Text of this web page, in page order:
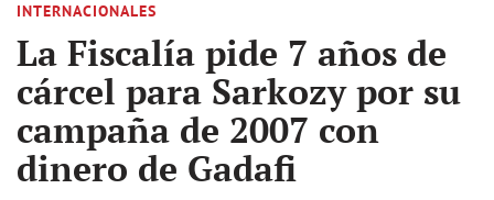
INTERNACIONALES
La Fiscalía pide 7 años de
cárcel para Sarkozy por su
campaña de 2007 con
dinero de Gadafi